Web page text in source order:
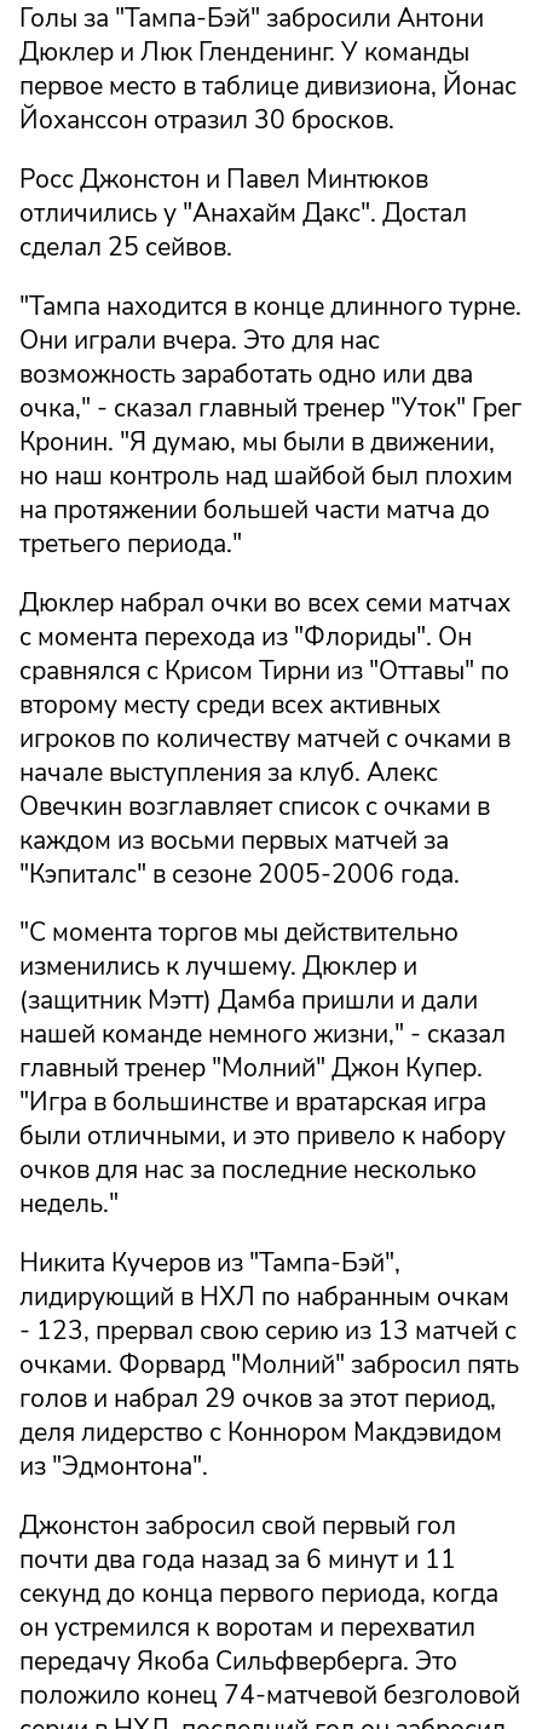
Голы за "Тампа-Бэй" забросили Антони
Дюклер и Люк Гленденинг. У команды
первое место в таблице дивизиона, Йонас
Йоханссон отразил 30 бросков.
Росс Джонстон и Павел Минтюков
отличились у "Анахайм Дакс". Достал
сделал 25 сейвов.
"Тампа находится в конце длинного турне.
Они играли вчера. Это для нас
возможность заработать одно или два
очка," - сказал главный тренер "Уток" Грег
Кронин. "Я думаю, мы были в движении,
но наш контроль над шайбой был плохим
на протяжении большей части матча до
третьего периода."
Дюклер набрал очки во всех семи матчах
с момента перехода из "Флориды". Он
сравнялся с Крисом Тирни из "Оттавы" по
второму месту среди всех активных
игроков по количеству матчей с очками в
начале выступления за клуб. Алекс
Овечкин возглавляет список с очками в
каждом из восьми первых матчей за
"Кэпиталс" в сезоне 2005-2006 года.
"С момента торгов мы действительно
изменились к лучшему. Дюклер и
(защитник Мэтт) Дамба пришли и дали
нашей команде немного жизни," - сказал
главный тренер "Молний" Джон Купер.
"Игра в большинстве и вратарская игра
были отличными, и это привело к набору
очков для нас за последние несколько
недель."
Никита Кучеров из "Тампа-Бэй",
лидирующий в НХЛ по набранным очкам
- 123, прервал свою серию из 13 матчей с
очками. Форвард "Молний" забросил пять
голов и набрал 29 очков за этот период,
деля лидерство с Коннором Макдэвидом
из "Эдмонтона".
Джонстон забросил свой первый гол
почти два года назад за 6 минут и 11
секунд до конца первого периода, когда
он устремился к воротам и перехватил
передачу Якоба Сильфверберга. Это
положило конец 74-матчевой безголовой